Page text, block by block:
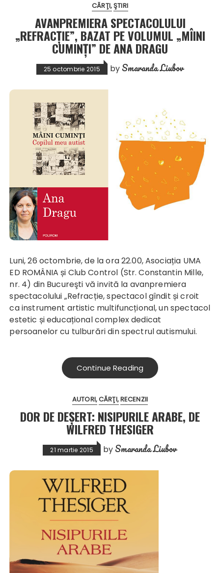
CĂRŢI ŞTIRI
AVANPREMIERA SPECTACOLULUI
„REFRACŢIE”, BAZAT PE VOLUMUL „MÎINI
CUMINŢI” DE ANA DRAGU
25 octombrie 2015 by Smaranda Liubov
Luni, 26 octombrie, de la ora 22.00, Asociația UMA
ED ROMÂNIA și Club Control (Str. Constantin Mille,
nr. 4) din Bucureşti vă invită la avanpremiera
spectacolului „Refracție, spectacol gîndit și croit
ca instrument artistic multifuncțional, un spectacol
estetic și educațional complex dedicat
persoanelor cu tulburări din spectrul autismului.
Continue Reading
AUTORI CĂRŢI RECENZII
DOR DE DEȘERT: NISIPURILE ARABE, DE
WILFRED THESIGER
21 martie 2015 by Smaranda Liubov